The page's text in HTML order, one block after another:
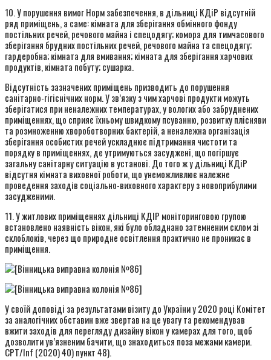
10. У порушення вимог Норм забезпечення, в дільниці КДіР відсутній
ряд приміщень, а саме: кімната для зберігання обмінного фонду
постільних речей, речового майна і спецодягу; комора для тимчасового
зберігання брудних постільних речей, речового майна та спецодягу;
гардеробна; кімната для вмивання; кімната для зберігання харчових
продуктів, кімната побуту; сушарка.
Відсутність зазначених приміщень призводить до порушення
санітарно-гігієнічних норм. У зв’язку з чим харчові продукти можуть
зберігатися при неналежних температурах, у вологих або забруднених
приміщеннях, що сприяє їхньому швидкому псуванню, розвитку плісняви
та розмноженню хвороботворних бактерій, а неналежна організація
зберігання особистих речей ускладнює підтримання чистоти та
порядку в приміщеннях, де утримуються засуджені, що погіршує
загальну санітарну ситуацію в установі. До того ж у дільниці КДіР
відсутня кімната виховної роботи, що унеможливлює належне
проведення заходів соціально-виховного характеру з новоприбулими
засудженими.
11. У житлових приміщеннях дільниці КДІР моніторинговою групою
встановлено наявність вікон, які було обладнано затемненим склом зі
склоблоків, через що природне освітлення практично не проникає в
приміщення.
У своїй доповіді за результатами візиту до України у 2020 році Комітет
за аналогічних обставин вже звертав на це увагу та рекомендував
вжити заходів для перегляду дизайну вікон у камерах для того, щоб
дозволити ув’язненим бачити, що знаходиться поза межами камери.
CPT/Inf (2020) 40) пункт 48).